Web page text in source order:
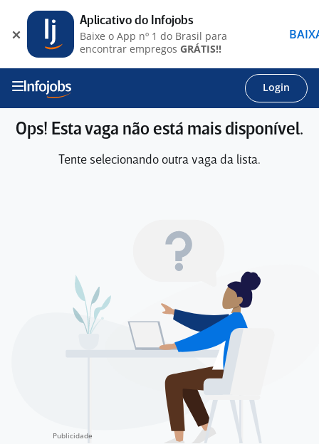
Login
Ops! Esta vaga não está mais disponível.
Tente selecionando outra vaga da lista.
Aplicativo do Infojobs
Baixe o App nº 1 do Brasil para
encontrar empregos GRÁTIS!!